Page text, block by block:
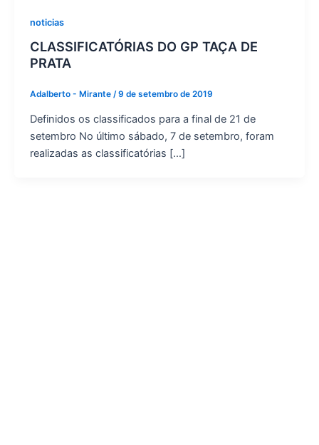
noticias
CLASSIFICATÓRIAS DO GP TAÇA DE
PRATA
Adalberto - Mirante /9 de setembro de 2019
Definidos os classificados para a final de 21 de
setembro No último sábado, 7 de setembro, foram
realizadas as classificatórias […]